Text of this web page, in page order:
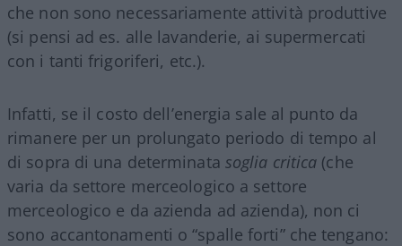
che non sono necessariamente attività produttive
(si pensi ad es. alle lavanderie, ai supermercati
con i tanti frigoriferi, etc.).
Infatti, se il costo dell’energia sale al punto da
rimanere per un prolungato periodo di tempo al
di sopra di una determinata soglia critica (che
varia da settore merceologico a settore
merceologico e da azienda ad azienda), non ci
sono accantonamenti o “spalle forti” che tengano: